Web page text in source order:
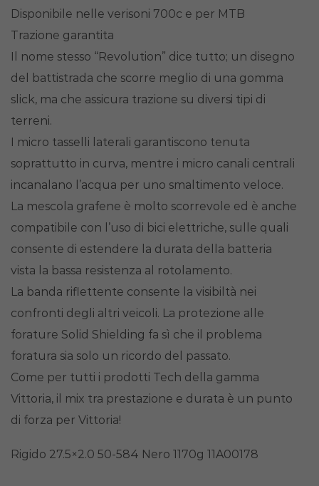
Disponibile nelle verisoni 700c e per MTB
Trazione garantita
Il nome stesso “Revolution” dice tutto; un disegno
del battistrada che scorre meglio di una gomma
slick, ma che assicura trazione su diversi tipi di
terreni.
I micro tasselli laterali garantiscono tenuta
soprattutto in curva, mentre i micro canali centrali
incanalano l’acqua per uno smaltimento veloce.
La mescola grafene è molto scorrevole ed è anche
compatibile con l’uso di bici elettriche, sulle quali
consente di estendere la durata della batteria
vista la bassa resistenza al rotolamento.
La banda riflettente consente la visibiltà nei
confronti degli altri veicoli. La protezione alle
forature Solid Shielding fa sì che il problema
foratura sia solo un ricordo del passato.
Come per tutti i prodotti Tech della gamma
Vittoria, il mix tra prestazione e durata è un punto
di forza per Vittoria!
Rigido 27.5×2.0 50-584 Nero 1170g 11A00178